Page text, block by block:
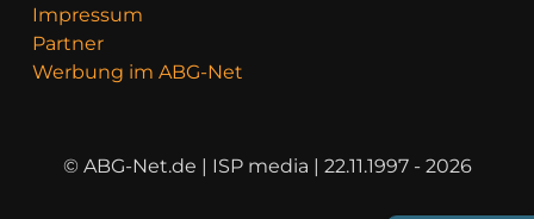
Impressum
Partner
Werbung im ABG-Net
© ABG-Net.de | ISP media | 22.11.1997 - 2026